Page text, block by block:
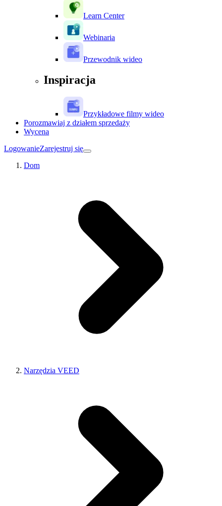
Learn Center
Webinaria
Przewodnik wideo
Inspiracja
Przykładowe filmy wideo
Porozmawiaj z działem sprzedaży
Wycena
LogowanieZarejestruj się
Dom
Narzędzia VEED